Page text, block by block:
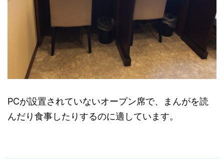
PCが設置されていないオープン席で、まんがを読
んだり食事したりするのに適しています。